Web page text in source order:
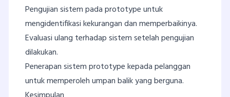
Pengujian sistem pada prototype untuk
mengidentifikasi kekurangan dan memperbaikinya.
Evaluasi ulang terhadap sistem setelah pengujian
dilakukan.
Penerapan sistem prototype kepada pelanggan
untuk memperoleh umpan balik yang berguna.